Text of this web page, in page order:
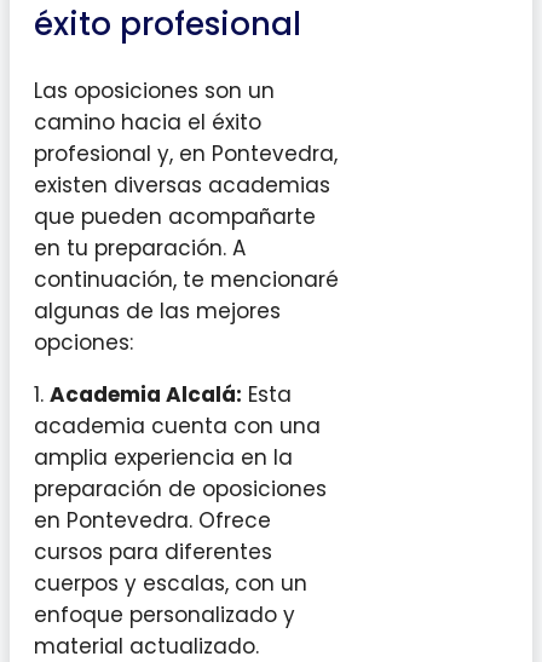
éxito profesional
Las oposiciones son un
camino hacia el éxito
profesional y, en Pontevedra,
existen diversas academias
que pueden acompañarte
en tu preparación. A
continuación, te mencionaré
algunas de las mejores
opciones:
1. Academia Alcalá: Esta
academia cuenta con una
amplia experiencia en la
preparación de oposiciones
en Pontevedra. Ofrece
cursos para diferentes
cuerpos y escalas, con un
enfoque personalizado y
material actualizado.